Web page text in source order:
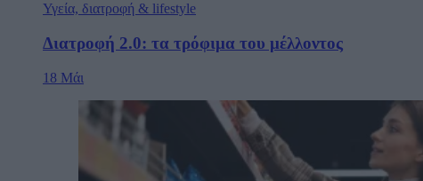
Υγεία, διατροφή & lifestyle
Διατροφή 2.0: τα τρόφιμα του μέλλοντος
18 Μάι